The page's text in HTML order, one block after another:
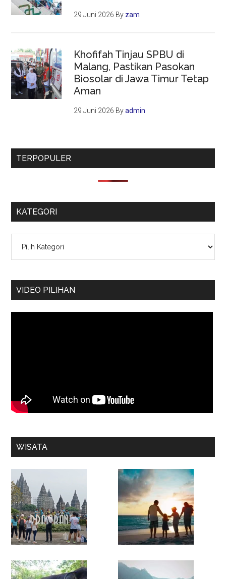
29 Juni 2026 By zam
Khofifah Tinjau SPBU di
Malang, Pastikan Pasokan
Biosolar di Jawa Timur Tetap
Aman
29 Juni 2026 Byadmin
TERPOPULER
KATEGORI
VIDEO PILIHAN
WISATA